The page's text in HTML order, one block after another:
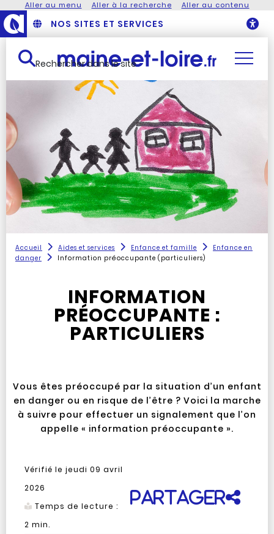
Aller au menu Aller à la recherche Aller au contenu
NOS SITES ET SERVICES
Rechercher dans le site
Accueil Aides et services Enfance et famille
Enfance en
danger
Information préoccupante (particuliers)
INFORMATION
PRÉOCCUPANTE :
PARTICULIERS
Vous êtes préoccupé par la situation d’un enfant
en danger ou en risque de l’être ? Voici la marche
à suivre pour effectuer un signalement que l’on
appelle « information préoccupante ».
Vérifié le jeudi 09 avril
2026
Temps de lecture :
2 min.
Partager